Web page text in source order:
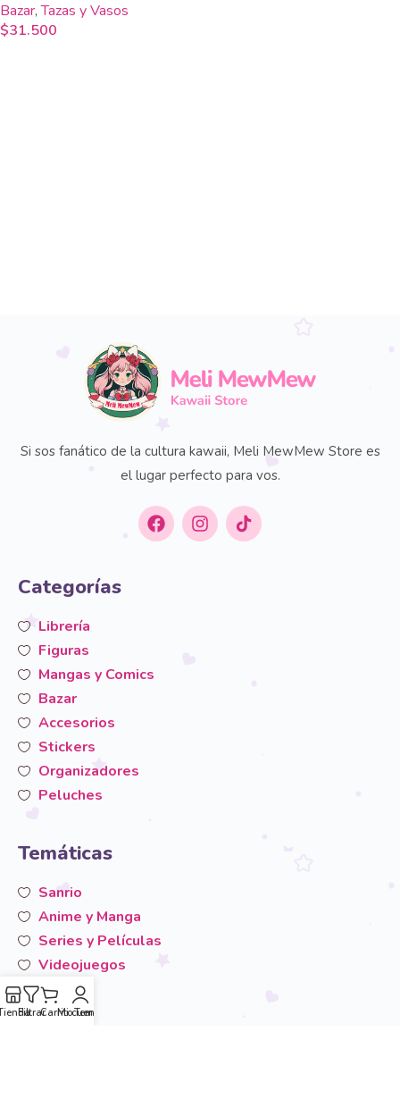
Bazar, Tazas y Vasos
$31.500
Si sos fanático de la cultura kawaii, Meli MewMew Store es
el lugar perfecto para vos.
Categorías
Librería
Figuras
Mangas y Comics
Bazar
Accesorios
Stickers
Organizadores
Peluches
Temáticas
Sanrio
Anime y Manga
Series y Películas
Videojuegos
San-X
Otros
FiltrarCarritoMi cuenta
Temáticas